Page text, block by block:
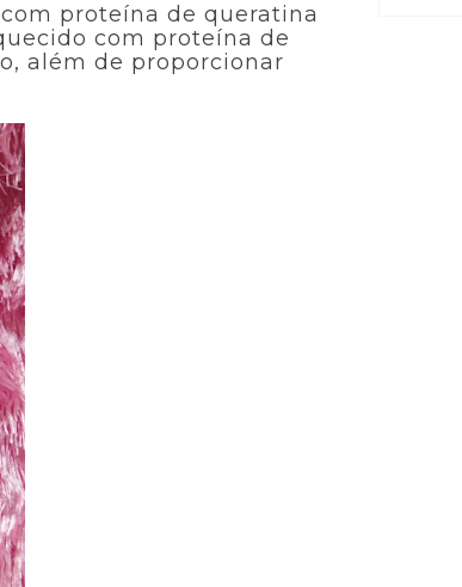
proteína de queratina
com proteína de
além de proporcionar